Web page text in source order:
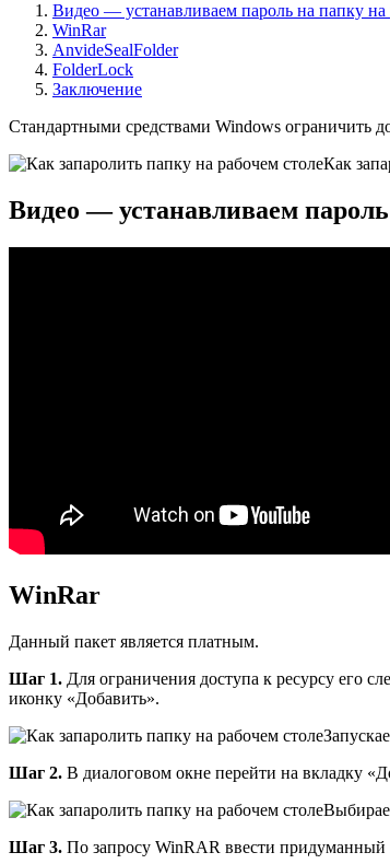
Видео — устанавливаем пароль на папку на
WinRar
AnvideSealFolder
FolderLock
Заключение
Стандартными средствами Windows ограничить
Как
Видео — устанавливаем
WinRar
Данный пакет является платным.
Шаг 1. Для ограничения доступа к ресурсу его
иконку «Добавить».
Шаг 2. В диалоговом окне перейти на вкладку
Шаг 3. По запросу WinRAR ввести